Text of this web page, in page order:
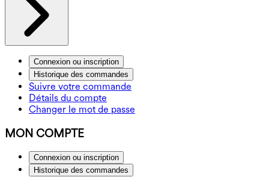
Connexion ou inscription
Historique des commandes
Suivre votre commande
Détails du compte
Changer le mot de passe
MON COMPTE
Connexion ou inscription
Historique des commandes